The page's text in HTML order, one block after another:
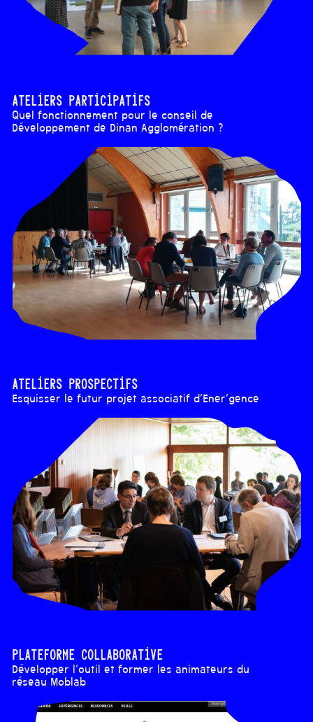
Ateliers participatifs
Quel fonctionnement pour le conseil de
Développement de Dinan Agglomération ?
Ateliers prospectifs
Esquisser le futur projet associatif d’Ener’gence
Plateforme collaborative
Développer l’outil et former les animateurs du
réseau Moblab